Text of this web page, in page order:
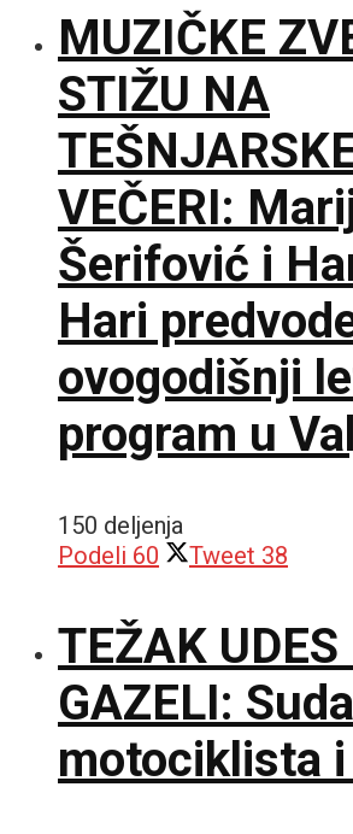
MUZIČKE
STIŽU NA
VEČERI:
Šerifović i
Hari
ovogodišnji
program u
150 deljenja
Podeli 60 Tweet 38
TEŽAK
GAZELI:
motociklista